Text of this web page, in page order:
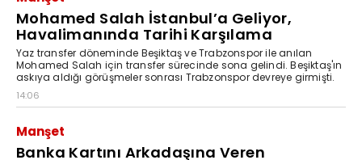
Mohamed Salah İstanbul’a Geliyor,
Havalimanında Tarihi Karşılama
Yaz transfer döneminde Beşiktaş ve Trabzonspor ile anılan
Mohamed Salah için transfer sürecinde sona gelindi. Beşiktaş'ın
askıya aldığı görüşmeler sonrası Trabzonspor devreye girmişti.
14:06
Manşet
Banka Kartını Arkadaşına Veren